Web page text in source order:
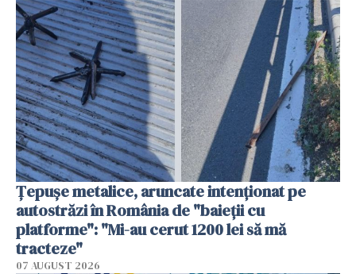
Țepușe metalice, aruncate intenționat pe
autostrăzi în România de "baieții cu
platforme": "Mi-au cerut 1200 lei să mă
tracteze"
07 AUGUST 2026